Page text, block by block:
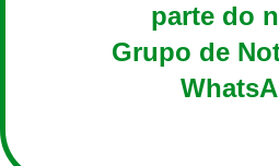
parte do
Grupo de